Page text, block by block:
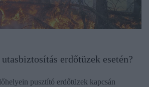
erdőtüzek esetén?
pusztító erdőtüzek kapcsán